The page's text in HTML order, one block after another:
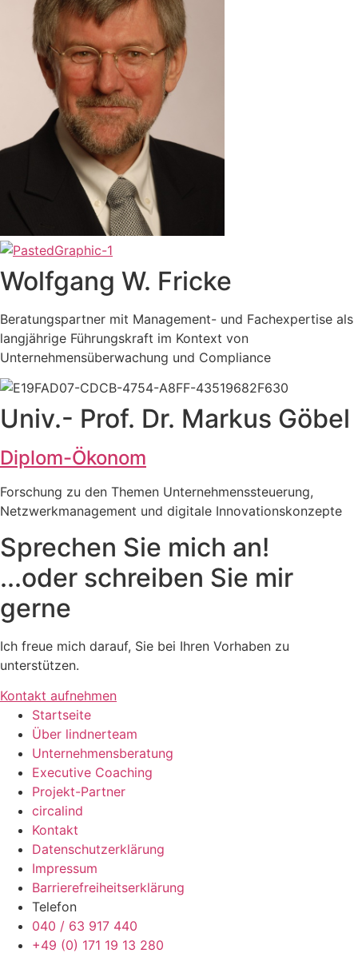
Wolfgang W. Fricke
Beratungspartner mit Management- und Fachexpertise als
langjährige Führungskraft im Kontext von
Unternehmensüberwachung und Compliance
Univ.- Prof. Dr. Markus Göbel
Diplom-Ökonom
Forschung zu den Themen Unternehmenssteuerung,
Netzwerkmanagement und digitale Innovationskonzepte
Sprechen Sie mich an!
...oder schreiben Sie mir
gerne
Ich freue mich darauf, Sie bei Ihren Vorhaben zu
unterstützen.
Kontakt aufnehmen
Startseite
Über lindnerteam
Unternehmensberatung
Executive Coaching
Projekt-Partner
circalind
Kontakt
Datenschutzerklärung
Impressum
Barrierefreiheitserklärung
Telefon
040 / 63 917 440
+49 (0) 171 19 13 280